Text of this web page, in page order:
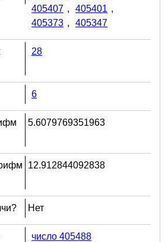
405407 , 405401 ,
405373 , 405347
28
6
5.6079769351963
12.912844092838
Нет
число 405488